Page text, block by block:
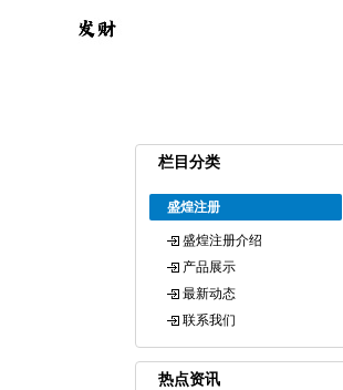
栏目分类
盛煌注册
盛煌注册介绍
产品展示
最新动态
联系我们
热点资讯